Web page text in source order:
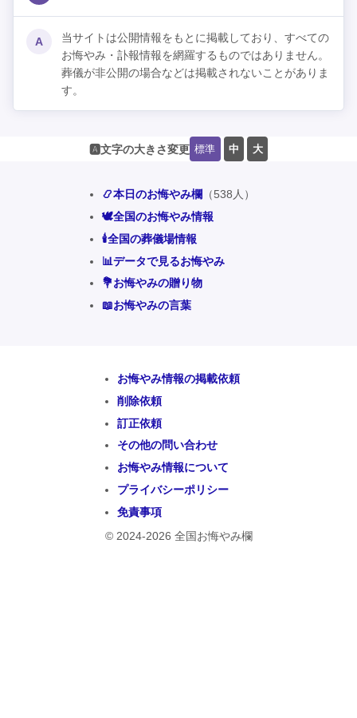
A
当サイトは公開情報をもとに掲載しており、すべての
お悔やみ・訃報情報を網羅するものではありません。
葬儀が非公開の場合などは掲載されないことがありま
す。
🅰️文字の大きさ変更 標準 中 大
📿本日のお悔やみ欄 （538人）
🕊️全国のお悔やみ情報
🕯️全国の葬儀場情報
📊データで見るお悔やみ
💐お悔やみの贈り物
📖お悔やみの言葉
お悔やみ情報の掲載依頼
削除依頼
訂正依頼
その他の問い合わせ
お悔やみ情報について
プライバシーポリシー
免責事項
© 2024-2026 全国お悔やみ欄